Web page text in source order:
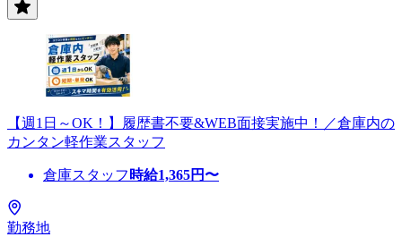
【週1日～OK！】履歴書不要&WEB面接実施中！／倉庫内の
カンタン軽作業スタッフ
倉庫スタッフ 時給1,365円〜
勤務地